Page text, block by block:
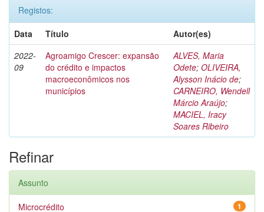
Registos:
Data
Título
Autor(es)
2022-
09
Agroamigo Crescer: expansão
do crédito e impactos
macroeconômicos nos
municípios
ALVES, Maria
Odete; OLIVEIRA,
Alysson Inácio de;
CARNEIRO, Wendell
Márcio Araújo;
MACIEL, Iracy
Soares Ribeiro
Refinar
Assunto
1
Microcrédito